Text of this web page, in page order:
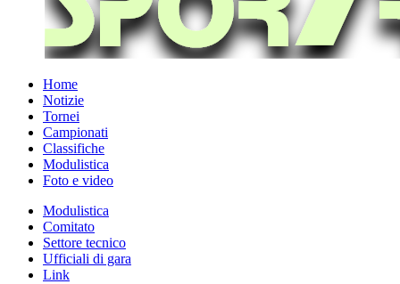
Home
Notizie
Tornei
Campionati
Classifiche
Modulistica
Foto e video
Modulistica
Comitato
Settore tecnico
Ufficiali di gara
Link